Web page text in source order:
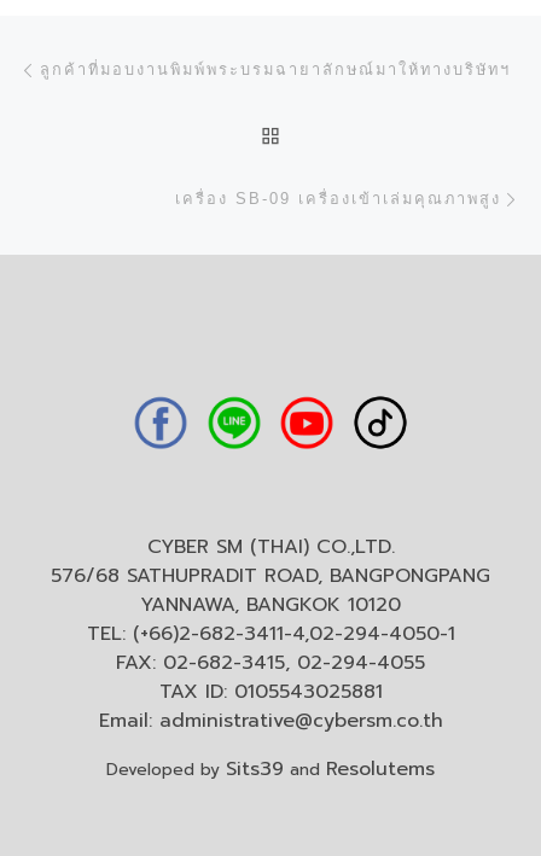
การนำทางของเรื่อง
ลูกค้าที่มอบงานพิมพ์พระบรมฉายาลักษณ์มาให้ทางบริษัทฯ
เครื่อง SB-09 เครื่องเข้าเล่มคุณภาพสูง
CYBER SM (THAI) CO.,LTD.
576/68 SATHUPRADIT ROAD, BANGPONGPANG
YANNAWA, BANGKOK 10120
TEL: (+66)2-682-3411-4,02-294-4050-1
FAX: 02-682-3415, 02-294-4055
TAX ID: 0105543025881
Email: administrative@cybersm.co.th
Developed by Sits39 and Resolutems